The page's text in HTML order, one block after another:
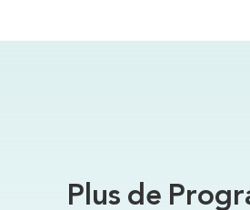
Plus de